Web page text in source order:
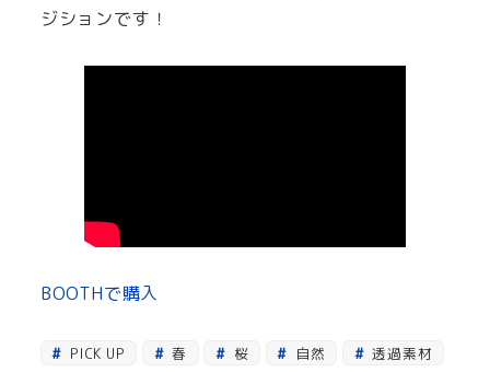
ジションです！
BOOTHで購入
PICK UP 春 桜 自然 透過素材